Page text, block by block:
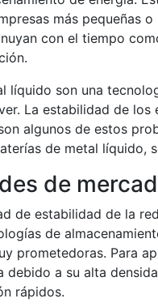
más pequeñas
con el tiempo
líquido son una
La estabilidad de
algunos de estos
de metal líquido,
de
de estabilidad de la
de
prometedoras. Para
debido a su alta
rápidos.